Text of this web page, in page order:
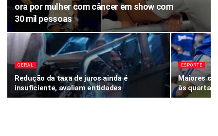
ora por mulher com câncer em show com
30 mil pessoas
GERAL
Redução da taxa de juros ainda é
insuficiente, avaliam entidades
ESPORTE
Maiores
às quartas